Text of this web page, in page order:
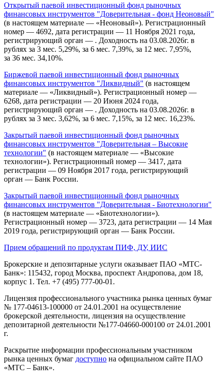
Открытый паевой инвестиционный фонд рыночных
финансовых инструментов "Доверительная - фонд Неоновый"
(в настоящем материале — «Неоновый»). Регистрационный
номер — 4692, дата регистрации — 11 Ноября 2021 года,
регистрирующий орган — . Доходность на 03.08.2026г. в
рублях за 3 мес. 5,29%, за 6 мес. 7,39%, за 12 мес. 7,95%,
за 36 мес. 34,10%.
Биржевой паевой инвестиционный фонд рыночных
финансовых инструментов "Ликвидный" (в настоящем
материале — «Ликвидный»). Регистрационный номер —
6268, дата регистрации — 20 Июня 2024 года,
регистрирующий орган — . Доходность на 03.08.2026г. в
рублях за 3 мес. 3,62%, за 6 мес. 7,15%, за 12 мес. 16,23%.
Закрытый паевой инвестиционный фонд рыночных
финансовых инструментов "Доверительная – Высокие
технологии" (в настоящем материале — «Высокие
технологии»). Регистрационный номер — 3417, дата
регистрации — 09 Ноября 2017 года, регистрирующий
орган — Банк России.
Закрытый паевой инвестиционный фонд рыночных
финансовых инструментов "Доверительная - Биотехнологии"
(в настоящем материале — «Биотехнологии»).
Регистрационный номер — 3723, дата регистрации — 14 Мая
2019 года, регистрирующий орган — Банк России.
Прием обращений по продуктам ПИФ, ДУ, ИИС
Брокерские и депозитарные услуги оказывает ПАО «МТС-
Банк»: 115432, город Москва, проспект Андропова, дом 18,
корпус 1. Тел. +7 (495) 777-00-01.
Лицензия профессионального участника рынка ценных бумаг
№ 177-04613-100000 от 24.01.2001 на осуществление
брокерской деятельности, лицензия на осуществление
депозитарной деятельности №177-04660-000100 от 24.01.2001
г.
Раскрытие информации профессиональным участником
рынка ценных бумаг доступно на официальном сайте ПАО
«МТС – Банк».